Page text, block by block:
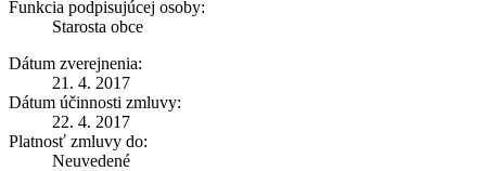
Funkcia podpisujúcej osoby:
Starosta obce
Dátum zverejnenia:
21. 4. 2017
Dátum účinnosti zmluvy:
22. 4. 2017
Platnosť zmluvy do:
Neuvedené